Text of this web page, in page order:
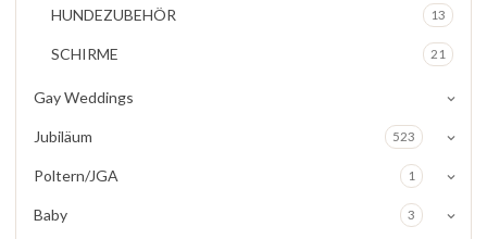
HUNDEZUBEHÖR 13
SCHIRME 21
Gay Weddings
Jubiläum 523
Poltern/JGA 1
Baby 3